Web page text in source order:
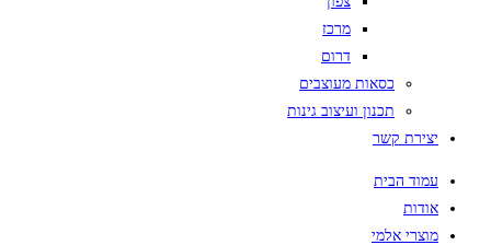
מרכז
דרום
כסאות מעוצבים
תכנון ועיצוב גינות
יצירת קשר
עמוד הבית
אודות
מוצרי אלמי